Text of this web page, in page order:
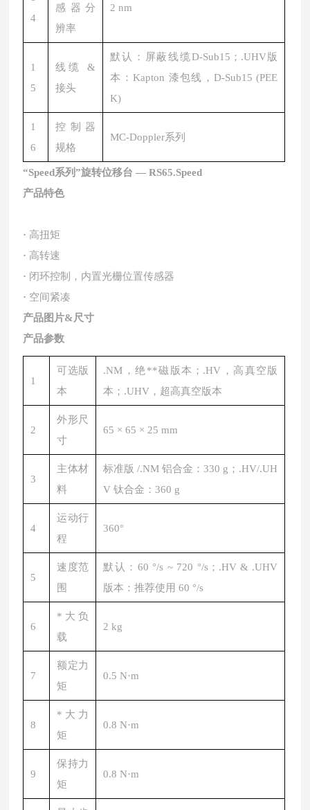
4
感器分
辨率
2 nm
1
5
线缆 &
接头
默认：屏蔽线缆D-Sub15；.UHV版
本：Kapton 漆包线，D-Sub15 (PEE
K)
1
6
控制器
规格
MC-Doppler系列
“Speed系列”旋转位移台 — RS65.Speed
产品特色
· 高扭矩
· 高转速
· 闭环控制，内置光栅位置传感器
· 空间紧凑
产品图片&尺寸
产品参数
1
可选版
本
.NM，绝 **磁版本；.HV，高真空版
本；.UHV，超高真空版本
2
外形尺
寸
65 × 65 × 25 mm
3
主体材
料
标准版 /.NM 铝合金：330 g；.HV/.UH
V 钛合金：360 g
4
运动行
程
360°
5
速度范
围
默认：60 °/s ~ 720 °/s；.HV & .UHV
版本：推荐使用 60 °/s
6
*大负
载
2 kg
7
额定力
矩
0.5 N·m
8
*大力
矩
0.8 N·m
9
保持力
矩
0.8 N·m